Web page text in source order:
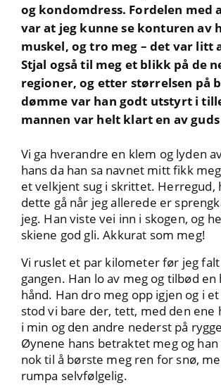
og kondomdress. Fordelen med
var at jeg kunne se konturen av
muskel, og tro meg – det var litt
Stjal også til meg et blikk på de
regioner, og etter størrelsen på
dømme var han godt utstyrt i
mannen var helt klart en av
Vi ga hverandre en klem og lyden
hans da han sa navnet mitt fikk
et velkjent sug i skrittet. Herregud,
dette gå når jeg allerede er
jeg. Han viste vei inn i skogen, og
skiene god gli. Akkurat som meg!
Vi ruslet et par kilometer før jeg
gangen. Han lo av meg og tilbød
hånd. Han dro meg opp igjen og i
stod vi bare der, tett, med den ene
i min og den andre nederst på
Øynene hans betraktet meg og
nok til å børste meg ren for snø,
rumpa selvfølgelig.